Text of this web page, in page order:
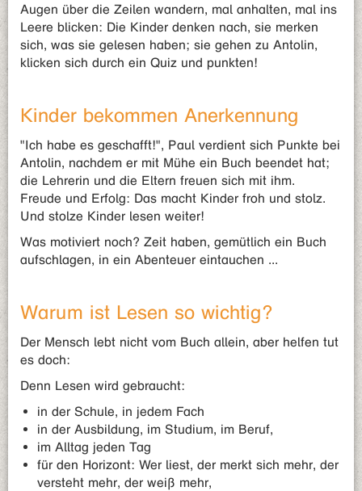
Augen über die Zeilen wandern, mal anhalten, mal ins
Leere blicken: Die Kinder denken nach, sie merken
sich, was sie gelesen haben; sie gehen zu Antolin,
klicken sich durch ein Quiz und punkten!
Kinder bekommen Anerkennung
"Ich habe es geschafft!", Paul verdient sich Punkte bei
Antolin, nachdem er mit Mühe ein Buch beendet hat;
die Lehrerin und die Eltern freuen sich mit ihm.
Freude und Erfolg: Das macht Kinder froh und stolz.
Und stolze Kinder lesen weiter!
Was motiviert noch? Zeit haben, gemütlich ein Buch
aufschlagen, in ein Abenteuer eintauchen ...
Warum ist Lesen so wichtig?
Der Mensch lebt nicht vom Buch allein, aber helfen tut
es doch:
Denn Lesen wird gebraucht:
in der Schule, in jedem Fach
in der Ausbildung, im Studium, im Beruf,
im Alltag jeden Tag
für den Horizont: Wer liest, der merkt sich mehr, der
versteht mehr, der weiß mehr,